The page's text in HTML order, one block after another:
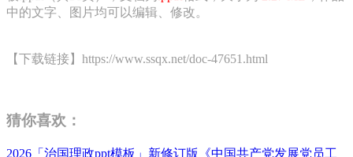
中的文字、图片均可以编辑、修改。
【下载链接】https://www.ssqx.net/doc-47651.html
猜你喜欢：
2026「治国理政ppt模板」新修订版《中国共产党发展党员工